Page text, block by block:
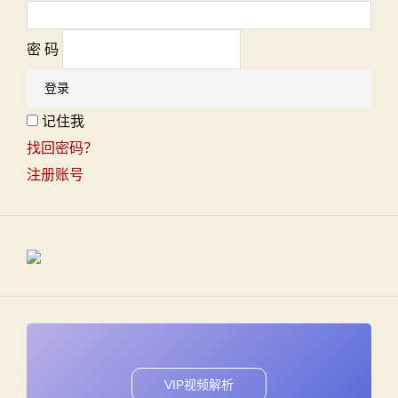
密 码
记住我
找回密码？
注册账号
VIP视频解析